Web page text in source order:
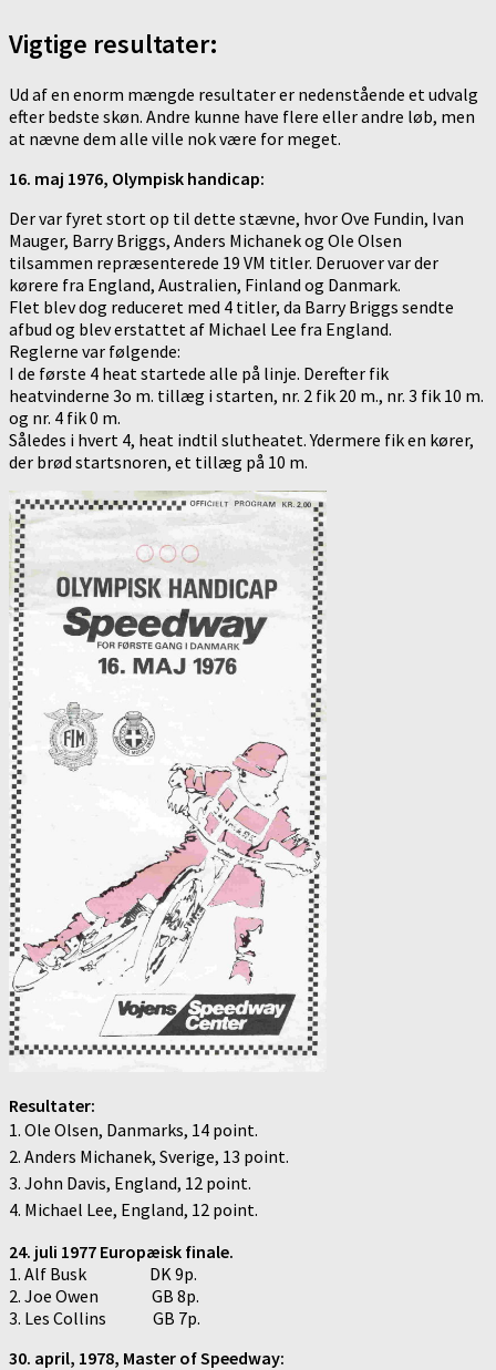
Vigtige resultater:
Ud af en enorm mængde resultater er nedenstående et udvalg
efter bedste skøn. Andre kunne have flere eller andre løb, men
at nævne dem alle ville nok være for meget.
16. maj 1976, Olympisk handicap:
Der var fyret stort op til dette stævne, hvor Ove Fundin, Ivan
Mauger, Barry Briggs, Anders Michanek og Ole Olsen
tilsammen repræsenterede 19 VM titler. Deruover var der
kørere fra England, Australien, Finland og Danmark.
Flet blev dog reduceret med 4 titler, da Barry Briggs sendte
afbud og blev erstattet af Michael Lee fra England.
Reglerne var følgende:
I de første 4 heat startede alle på linje. Derefter fik
heatvinderne 3o m. tillæg i starten, nr. 2 fik 20 m., nr. 3 fik 10 m.
og nr. 4 fik 0 m.
Således i hvert 4, heat indtil slutheatet. Ydermere fik en kører,
der brød startsnoren, et tillæg på 10 m.
Resultater:
1. Ole Olsen, Danmarks, 14 point.
2. Anders Michanek, Sverige, 13 point.
3. John Davis, England, 12 point.
4. Michael Lee, England, 12 point.
24. juli 1977 Europæisk finale.
1. Alf Busk DK 9p.
2. Joe Owen GB 8p.
3. Les Collins GB 7p.
30. april, 1978, Master of Speedway: